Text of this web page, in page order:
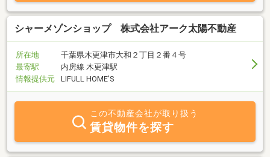
シャーメゾンショップ 株式会社アーク太陽不動産
所在地
千葉県木更津市大和２丁目２番４号
最寄駅
内房線 木更津駅
情報提供元
LIFULL HOME'S
この不動産会社が取り扱う
賃貸物件を探す